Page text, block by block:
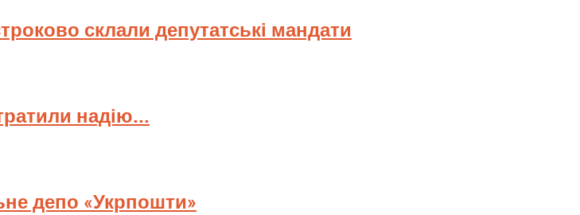
склали депутатські мандати
надію...
депо «Укрпошти»